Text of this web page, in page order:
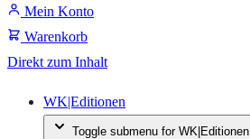
Suche
Mein Konto
Warenkorb
Direkt zum Inhalt
WK|Editionen
Toggle submenu for WK|Editionen